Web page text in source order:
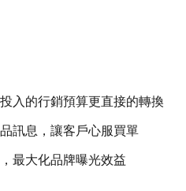
入的行銷預算更直接的轉換
訊息，讓客戶心服買單
最大化品牌曝光效益